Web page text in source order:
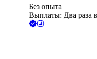
Без опыта
Выплаты: Два раза